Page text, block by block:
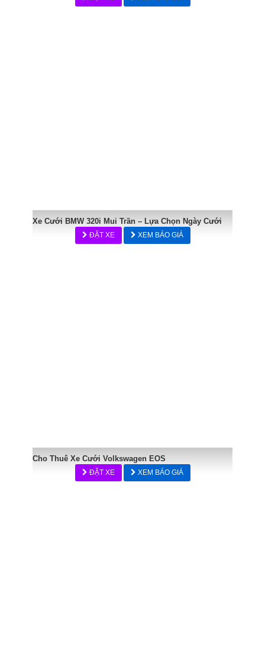
Xe Cưới BMW 320i Mui Trần – Lựa Chọn Ngày Cưới
ĐẶT XE XEM BÁO GIÁ
Cho Thuê Xe Cưới Volkswagen EOS
ĐẶT XE XEM BÁO GIÁ